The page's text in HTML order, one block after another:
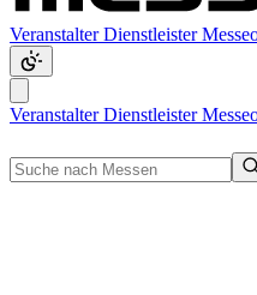
VeranstalterDienstleister
VeranstalterDienstleister